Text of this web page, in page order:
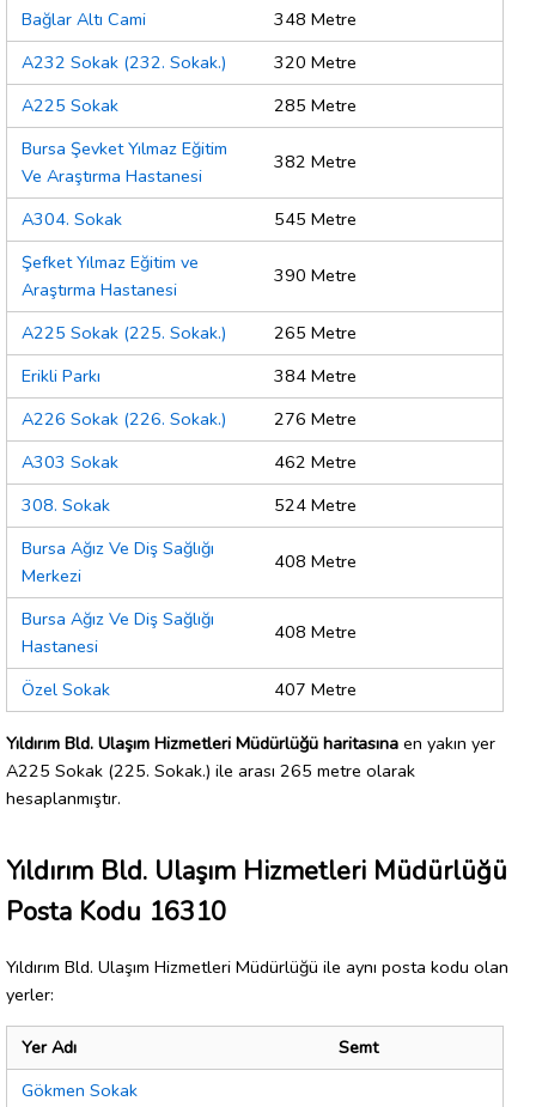
Bağlar Altı Cami
348 Metre
A232 Sokak (232. Sokak.)
320 Metre
A225 Sokak
285 Metre
Bursa Şevket Yılmaz Eğitim
Ve Araştırma Hastanesi
382 Metre
A304. Sokak
545 Metre
Şefket Yılmaz Eğitim ve
Araştırma Hastanesi
390 Metre
A225 Sokak (225. Sokak.)
265 Metre
Erikli Parkı
384 Metre
A226 Sokak (226. Sokak.)
276 Metre
A303 Sokak
462 Metre
308. Sokak
524 Metre
Bursa Ağız Ve Diş Sağlığı
Merkezi
408 Metre
Bursa Ağız Ve Diş Sağlığı
Hastanesi
408 Metre
Özel Sokak 407 Metre
Yıldırım Bld. Ulaşım Hizmetleri Müdürlüğü haritasına en yakın yer
A225 Sokak (225. Sokak.) ile arası 265 metre olarak
hesaplanmıştır.
Yıldırım Bld. Ulaşım Hizmetleri Müdürlüğü
Posta Kodu 16310
Yıldırım Bld. Ulaşım Hizmetleri Müdürlüğü ile aynı posta kodu olan
yerler:
Yer Adı
Semt
Gökmen Sokak